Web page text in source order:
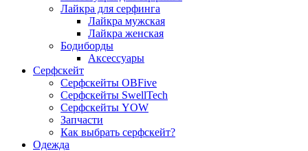
Лайкра для серфинга
Лайкра мужская
Лайкра женская
Бодиборды
Аксессуары
Серфскейт
Серфскейты OBFive
Серфскейты SwellTech
Серфскейты YOW
Запчасти
Как выбрать серфскейт?
Одежда